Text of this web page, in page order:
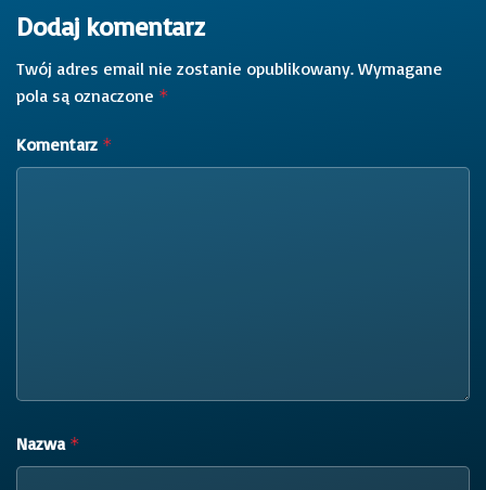
Dodaj komentarz
Twój adres email nie zostanie opublikowany. Wymagane
pola są oznaczone *
Komentarz *
Nazwa *